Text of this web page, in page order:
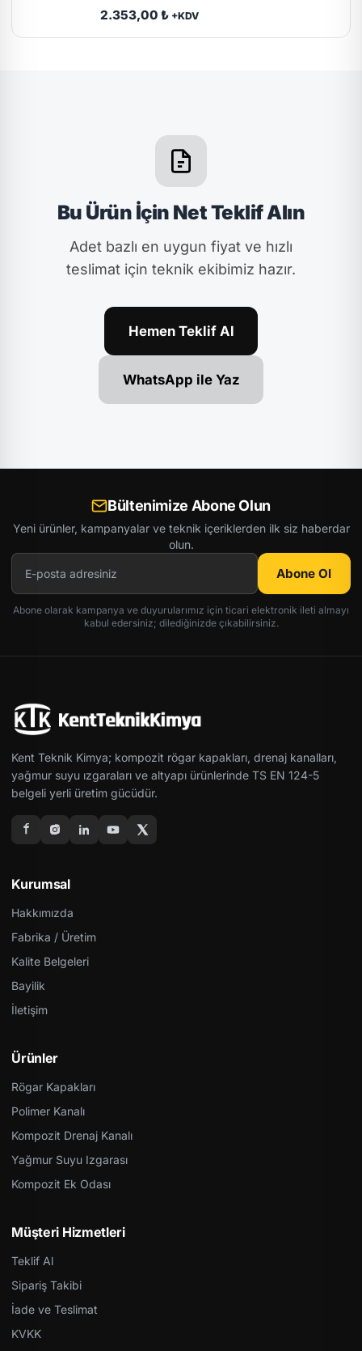
2.353,00 ₺ +KDV
Bu Ürün İçin Net Teklif Alın
Adet bazlı en uygun fiyat ve hızlı
teslimat için teknik ekibimiz hazır.
Hemen Teklif Al
WhatsApp ile Yaz
Bültenimize Abone Olun
Yeni ürünler, kampanyalar ve teknik içeriklerden ilk siz haberdar
olun.
Abone Ol
Abone olarak kampanya ve duyurularımız için ticari elektronik ileti almayı
kabul edersiniz; dilediğinizde çıkabilirsiniz.
Kent Teknik Kimya; kompozit rögar kapakları, drenaj kanalları,
yağmur suyu ızgaraları ve altyapı ürünlerinde TS EN 124-5
belgeli yerli üretim gücüdür.
Kurumsal
Hakkımızda
Fabrika / Üretim
Kalite Belgeleri
Bayilik
İletişim
Ürünler
Rögar Kapakları
Polimer Kanalı
Kompozit Drenaj Kanalı
Yağmur Suyu Izgarası
Kompozit Ek Odası
Müşteri Hizmetleri
Teklif Al
Sipariş Takibi
İade ve Teslimat
KVKK